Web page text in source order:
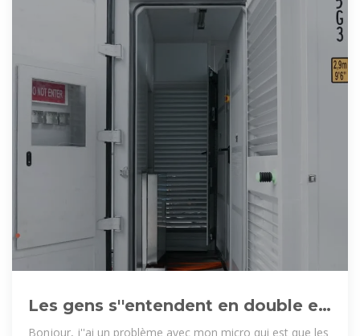
Les gens s''entendent en double en
jeu à cause de mon micro
Bonjour, j''ai un problème avec mon micro qui est que les